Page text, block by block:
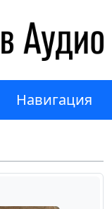
Навигация